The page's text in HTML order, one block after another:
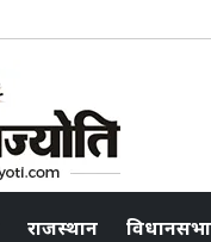
राजस्थान